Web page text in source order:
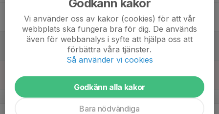
Sön
v.30
Godkänn kakor
Vi använder oss av kakor (cookies) för att vår
webbplats ska fungera bra för dig. De används
även för webbanalys i syfte att hjälpa oss att
förbättra våra tjänster.
Så använder vi cookies
Godkänn alla kakor
Bara nödvändiga